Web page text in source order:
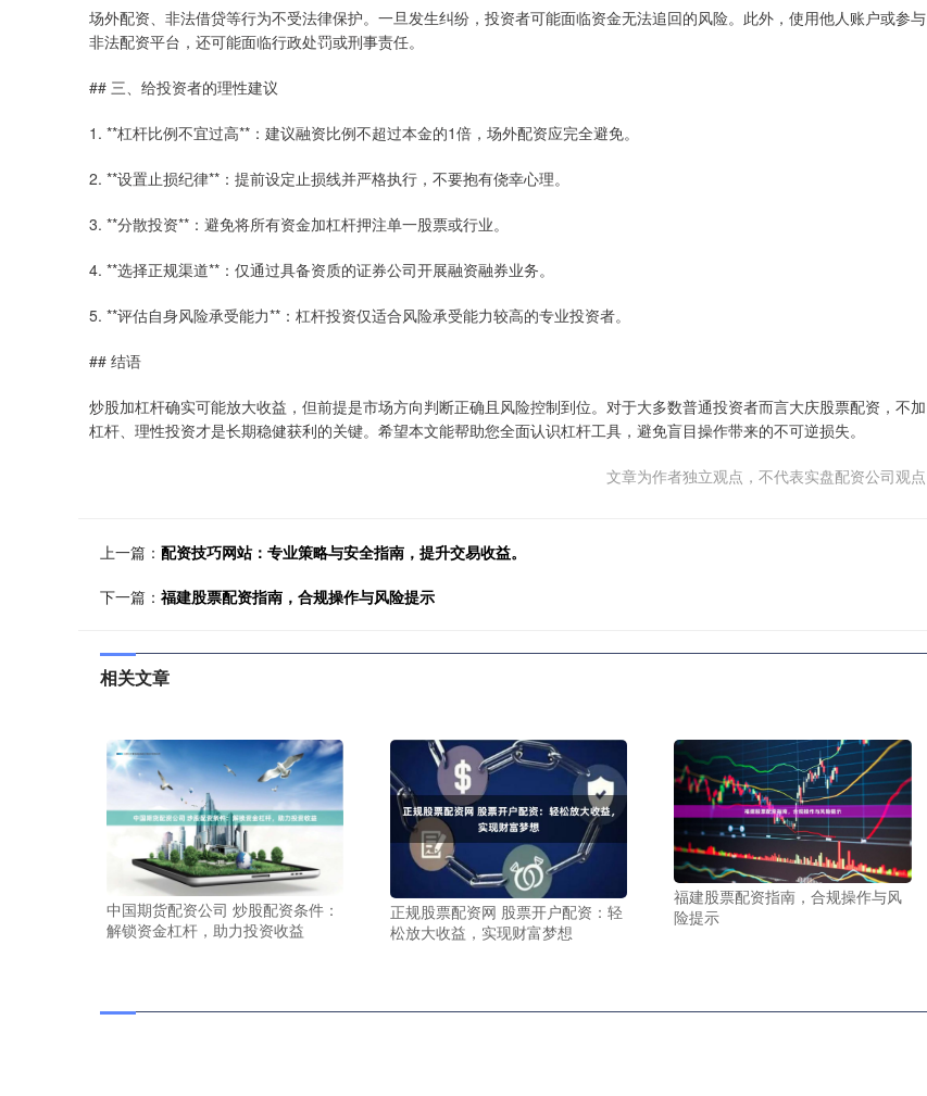
场外配资、非法借贷等行为不受法律保护。一旦发生纠纷，投资者可能面临资金无法追回的风险。此外，使用他人账户或参与
非法配资平台，还可能面临行政处罚或刑事责任。
## 三、给投资者的理性建议
1. **杠杆比例不宜过高**：建议融资比例不超过本金的1倍，场外配资应完全避免。
2. **设置止损纪律**：提前设定止损线并严格执行，不要抱有侥幸心理。
3. **分散投资**：避免将所有资金加杠杆押注单一股票或行业。
4. **选择正规渠道**：仅通过具备资质的证券公司开展融资融券业务。
5. **评估自身风险承受能力**：杠杆投资仅适合风险承受能力较高的专业投资者。
## 结语
炒股加杠杆确实可能放大收益，但前提是市场方向判断正确且风险控制到位。对于大多数普通投资者而言大庆股票配资，不加
杠杆、理性投资才是长期稳健获利的关键。希望本文能帮助您全面认识杠杆工具，避免盲目操作带来的不可逆损失。
文章为作者独立观点，不代表实盘配资公司观点
上一篇： 配资技巧网站：专业策略与安全指南，提升交易收益。
下一篇： 福建股票配资指南，合规操作与风险提示
相关文章
中国期货配资公司 炒股配资条件：
解锁资金杠杆，助力投资收益
正规股票配资网 股票开户配资：轻
松放大收益，实现财富梦想
福建股票配资指南，合规操作与风
险提示